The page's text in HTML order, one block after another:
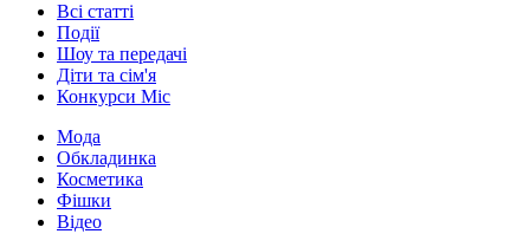
Всі статті
Події
Шоу та передачі
Діти та сім'я
Конкурси Міс
Мода
Обкладинка
Косметика
Фішки
Відео